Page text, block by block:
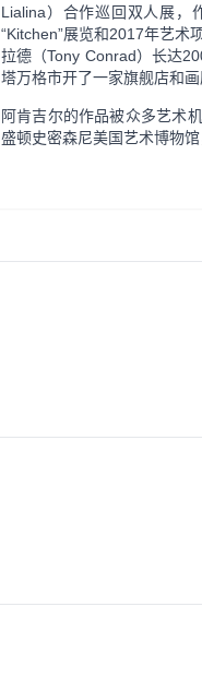
Lialina）合作巡回双人展，
“Kitchen”展览和2017年艺术
拉德（Tony Conrad）长达
塔万格市开了一家旗舰店和
阿肯吉尔的作品被众多艺术
盛顿史密森尼美国艺术博物